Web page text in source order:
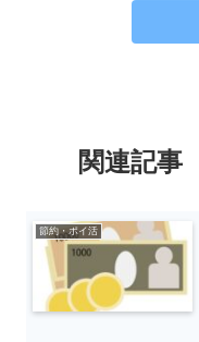
関連記事
節約・ポイ活